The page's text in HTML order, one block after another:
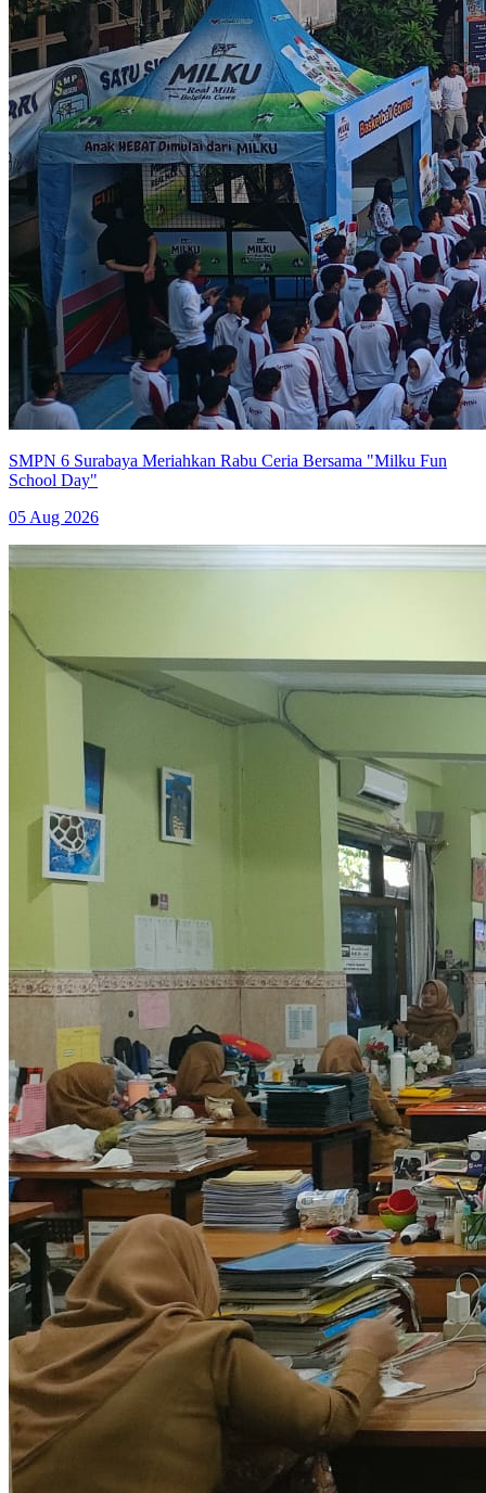
SMPN 6 Surabaya Meriahkan Rabu Ceria Bersama "Milku Fun
School Day"
05 Aug 2026